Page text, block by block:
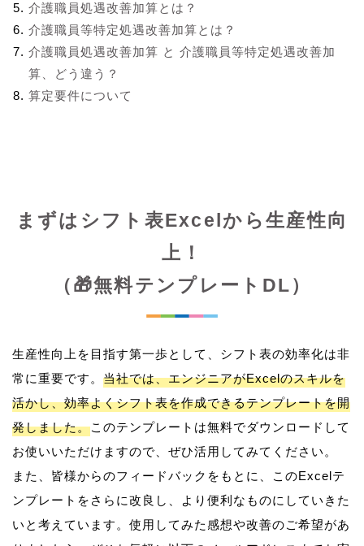
介護職員処遇改善加算とは？
介護職員等特定処遇改善加算とは？
介護職員処遇改善加算 と 介護職員等特定処遇改善加
算、どう違う？
算定要件について
まずはシフト表Excelから生産性向
上！
（🎁無料テンプレートDL）
生産性向上を目指す第一歩として、シフト表の効率化は非
常に重要です。 当社では、エンジニアがExcelのスキルを
活かし、効率よくシフト表を作成できるテンプレートを開
発しました。このテンプレートは無料でダウンロードして
お使いいただけますので、ぜひ活用してみてください。
また、皆様からのフィードバックをもとに、このExcelテ
ンプレートをさらに改良し、より便利なものにしていきた
いと考えています。使用してみた感想や改善のご希望があ